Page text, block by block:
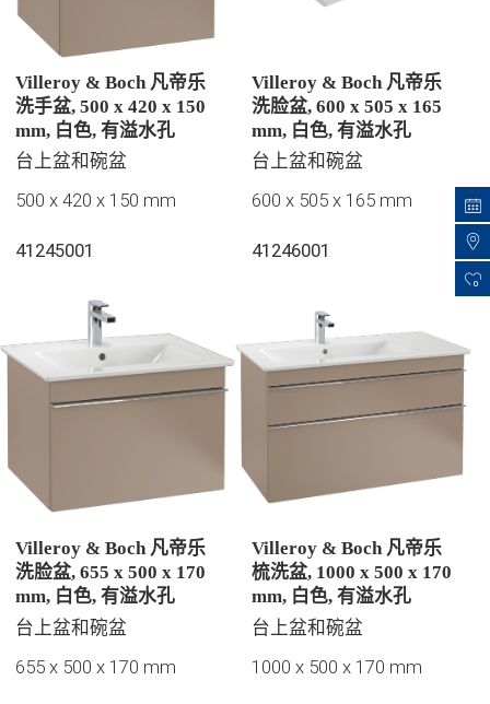
0
Villeroy & Boch 凡帝乐
洗手盆, 500 x 420 x 150
mm, 白色, 有溢水孔
台上盆和碗盆
500 x 420 x 150 mm
41245001
Villeroy & Boch 凡帝乐
洗脸盆, 600 x 505 x 165
mm, 白色, 有溢水孔
台上盆和碗盆
600 x 505 x 165 mm
41246001
Villeroy & Boch 凡帝乐
洗脸盆, 655 x 500 x 170
mm, 白色, 有溢水孔
台上盆和碗盆
655 x 500 x 170 mm
Villeroy & Boch 凡帝乐
梳洗盆, 1000 x 500 x 170
mm, 白色, 有溢水孔
台上盆和碗盆
1000 x 500 x 170 mm